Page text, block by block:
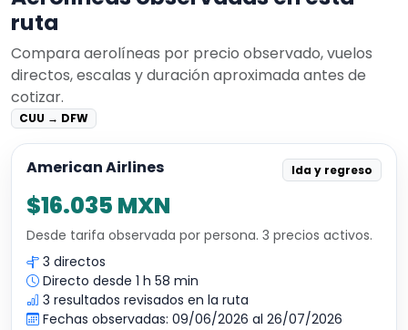
ruta
Compara aerolíneas por precio observado, vuelos
directos, escalas y duración aproximada antes de
cotizar.
CUU → DFW
American Airlines Ida y regreso
$16.035 MXN
Desde tarifa observada por persona. 3 precios activos.
3 directos
Directo desde 1 h 58 min
3 resultados revisados en la ruta
Fechas observadas: 09/06/2026 al 26/07/2026